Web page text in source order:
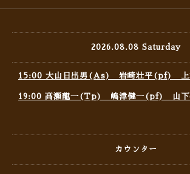
2026.08.08 Saturday
15:00 大山日出男(As) 岩崎壮平(pf)
19:00 高瀬龍一(Tp) 嶋津健一(pf) 山下
カウンター